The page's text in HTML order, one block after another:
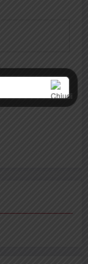
prossima volta che